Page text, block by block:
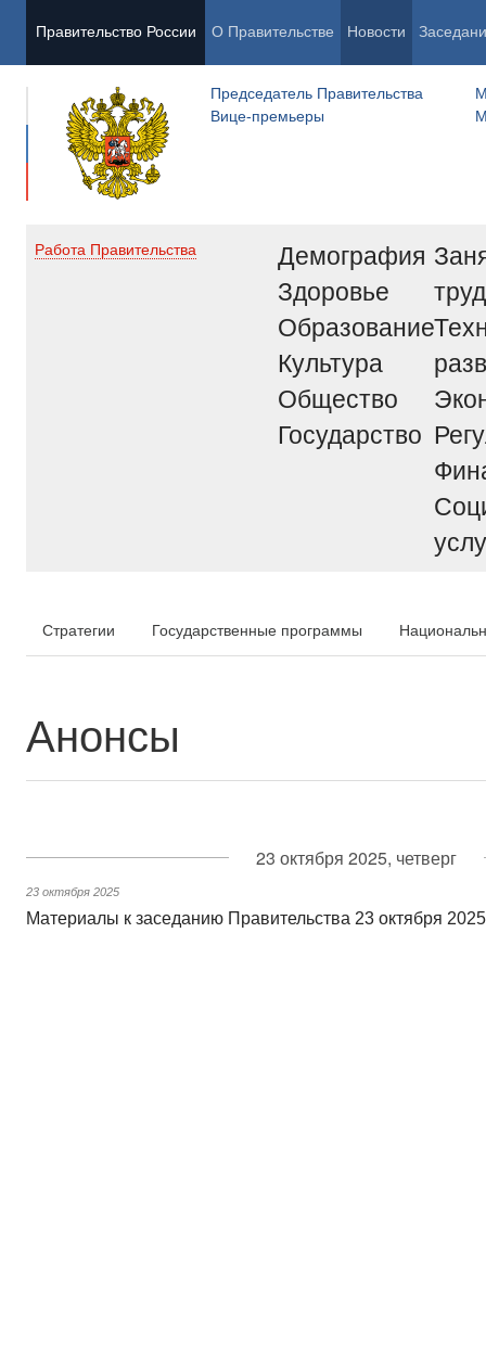
Правительство России О Правительстве Новости
Председатель Правительства
Вице-премьеры
Работа Правительства
Демография
Здоровье
Образование
Культура
Общество
Государство
труд
Стратегии Государственные программы
Анонсы
23 октября 2025, четверг
23 октября 2025
Материалы к заседанию Правительства 23 октября